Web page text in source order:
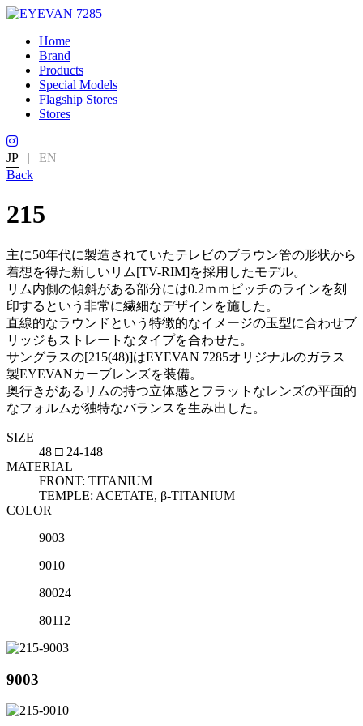
Home
Brand
Products
Special Models
Flagship Stores
Stores
JP |
EN
Back
215
主に50年代に製造されていたテレビのブラウン管の形状から
着想を得た新しいリム[TV-RIM]を採用したモデル。
リム内側の傾斜がある部分には0.2ｍｍピッチのラインを刻
印するという非常に繊細なデザインを施した。
直線的なラウンドという特徴的なイメージの玉型に合わせブ
リッジもストレートなタイプを合わせた。
サングラスの[215(48)]はEYEVAN 7285オリジナルのガラス
製EYEVANカーブレンズを装備。
奥行きがあるリムの持つ立体感とフラットなレンズの平面的
なフォルムが独特なバランスを生み出した。
SIZE
48 □ 24-148
MATERIAL
FRONT: TITANIUM
TEMPLE: ACETATE, β-TITANIUM
COLOR
9003
9010
80024
80112
9003